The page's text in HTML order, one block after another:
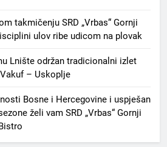
takmičenju SRD „Vrbas“ Gornji
ulov ribe udicom na plovak
Lnište održan tradicionalni izlet
Vakuf – Uskoplje
Bosne i Hercegovine i uspješan
želi vam SRD „Vrbas“ Gornji